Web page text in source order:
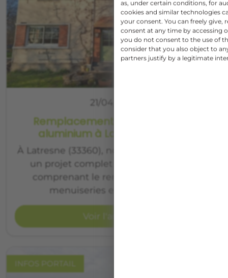
21/04/2026
Remplacement de menuiseries
aluminium à Latresne (33360)
À Latresne (33360), nos équipes ont réalisé
un projet complet pour M. et Mme F,
comprenant le remplacement de 13
menuiseries en aluminium…
Voir l'article
INFOS PORTAIL
as, under certain conditions, for
cookies and similar technologies
your consent. You can freely give,
consent at any time by accessing
you do not consent to the use of
consider that you also object to
partners justify by a legitimate